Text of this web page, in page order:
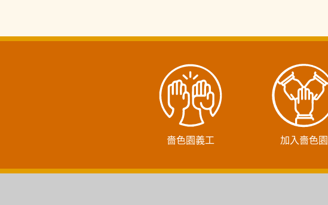
嗇色園義工 加入嗇色園